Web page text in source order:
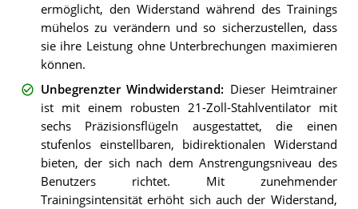
ermöglicht, den Widerstand während des Trainings
mühelos zu verändern und so sicherzustellen, dass
sie ihre Leistung ohne Unterbrechungen maximieren
können.
Unbegrenzter Windwiderstand: Dieser Heimtrainer
ist mit einem robusten 21-Zoll-Stahlventilator mit
sechs Präzisionsflügeln ausgestattet, die einen
stufenlos einstellbaren, bidirektionalen Widerstand
bieten, der sich nach dem Anstrengungsniveau des
Benutzers richtet. Mit zunehmender
Trainingsintensität erhöht sich auch der Widerstand,